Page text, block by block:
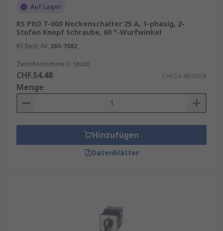
Auf Lager
RS PRO T-000 Nockenschalter 25 A, 1-phasig, 2-
Stufen Knopf Schraube, 60 °-Wurfwinkel
RS Best.-Nr. 265-7682
Zwischensumme (1 Stück)
CHF.54.48 CHF.54.48/Stück
Menge
Hinzufügen
Datenblätter